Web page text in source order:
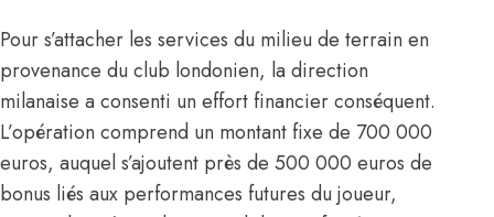
Pour s’attacher les services du milieu de terrain en
provenance du club londonien, la direction
milanaise a consenti un effort financier conséquent.
L’opération comprend un montant fixe de 700 000
euros, auquel s’ajoutent près de 500 000 euros de
bonus liés aux performances futures du joueur,